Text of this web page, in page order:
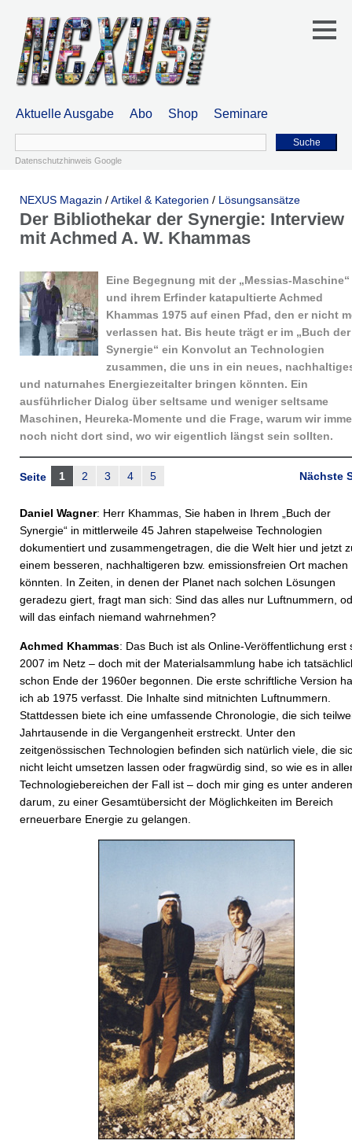
Aktuelle Ausgabe Abo Shop Seminare
Suche
Datenschutzhinweis Google
NEXUS Magazin /Artikel & Kategorien / Lösungsansätze
Der Bibliothekar der Synergie: Interview
mit Achmed A. W. Khammas
Eine Begegnung mit der „Messias-­Maschine“
und ihrem Erfinder katapultierte Achmed
Khammas 1975 auf einen Pfad, den er nicht
verlassen hat. Bis heute trägt er im „Buch der
Synergie“ ein Konvolut an Technologien
zusammen, die uns in ein neues,
und naturnahes Energiezeitalter bringen könnten. Ein
ausführlicher Dialog über seltsame und weniger seltsame
Maschinen, ­Heureka-Momente und die Frage, warum wir
noch nicht dort sind, wo wir eigentlich längst sein sollten.
Nächste
Seite 1 2 3 4 5
Daniel Wagner: Herr Khammas, Sie haben in Ihrem „Buch der
Synergie“ in mittlerweile 45 Jahren stapelweise Technologien
dokumentiert und zusammengetragen, die die Welt hier und jetzt
einem besseren, nachhaltigeren bzw. emissionsfreien Ort machen
könnten. In Zeiten, in denen der Planet nach solchen Lösungen
geradezu giert, fragt man sich: Sind das alles nur Luftnummern,
will das einfach niemand wahrnehmen?
Achmed Khammas: Das Buch ist als Online-Veröffentlichung erst
2007 im Netz – doch mit der Materialsammlung habe ich
schon Ende der 1960er begonnen. Die erste schriftliche Version
ich ab 1975 verfasst. Die Inhalte sind mitnichten Luftnummern.
Stattdessen biete ich eine umfassende Chronologie, die sich
Jahrtausende in die Vergangenheit erstreckt. Unter den
zeitgenössischen Technologien befinden sich natürlich viele, die
nicht leicht umsetzen lassen oder fragwürdig sind, so wie es in
Technologiebereichen der Fall ist – doch mir ging es unter
darum, zu einer Gesamtübersicht der Möglichkeiten im Bereich
erneuerbare Energie zu gelangen.